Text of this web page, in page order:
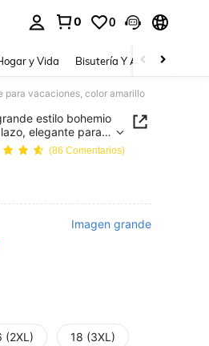
0 0
y Vida Bisutería Y Accesorios
para vacaciones, color amarillo
estilo bohemio
elegante para
(86 Comentarios)
Imagen grande
(2XL) 18 (3XL)